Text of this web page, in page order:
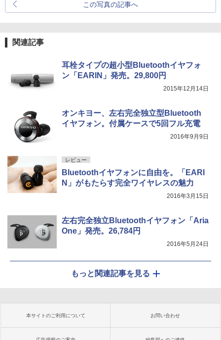
この写真の記事へ
関連記事
耳栓タイプの超小型Bluetoothイヤフォ
ン「EARIN」発売。29,800円
2015年12月14日
オンキヨー、左右完全独立型Bluetooth
イヤフォン。付属ケースで5回フル充電
2016年9月9日
レビュー
Bluetoothイヤフォンに自由を。「EARI
N」がもたらす完全ワイヤレスの魅力
2016年3月15日
左右完全独立Bluetoothイヤフォン「Aria
One」発売。26,784円
2016年5月24日
もっと関連記事を見る
本サイトのご利用について お問い合わせ